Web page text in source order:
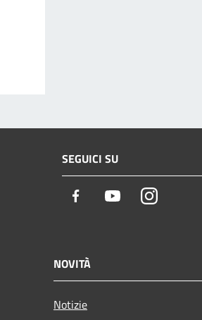
SEGUICI SU
Facebook YoutubeInstagram
NOVITÀ
Notizie